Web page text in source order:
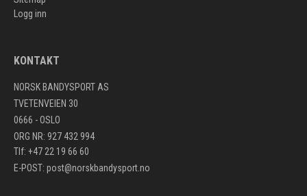
Logg inn
KONTAKT
NORSK BANDYSPORT AS
TVETENVEIEN 30
0666 - OSLO
ORG NR: 927 432 994
Tlf: +47 22 19 66 60
E-POST: post@norskbandysport.no